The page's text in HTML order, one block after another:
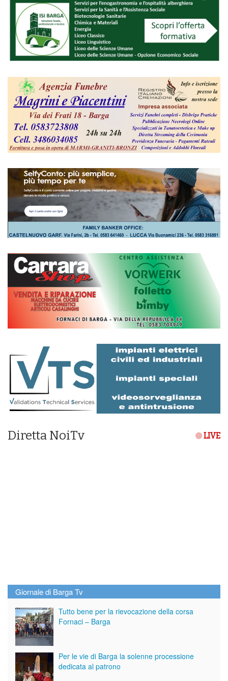
Diretta NoiTv LIVE
Giornale di Barga Tv
Tutto bene per la rievocazione della corsa
Fornaci – Barga
Per le vie di Barga la solenne processione
dedicata al patrono